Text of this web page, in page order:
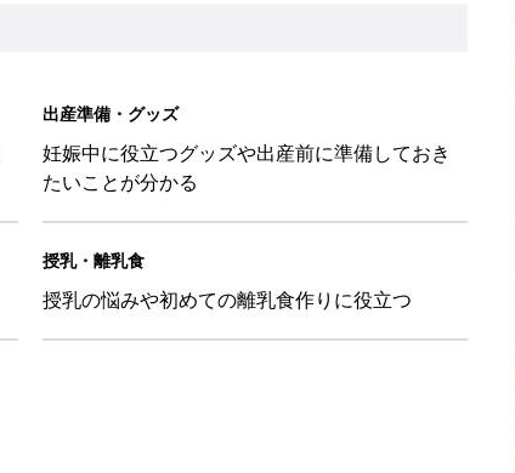
出産準備・グッズ
妊娠中に役立つグッズや出産前に準備しておき
たいことが分かる
授乳・離乳食
授乳の悩みや初めての離乳食作りに役立つ